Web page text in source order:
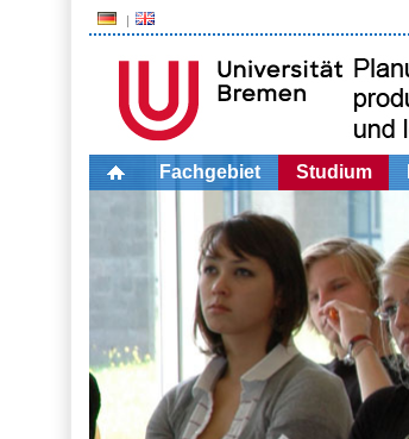
Fachgebiet Studium